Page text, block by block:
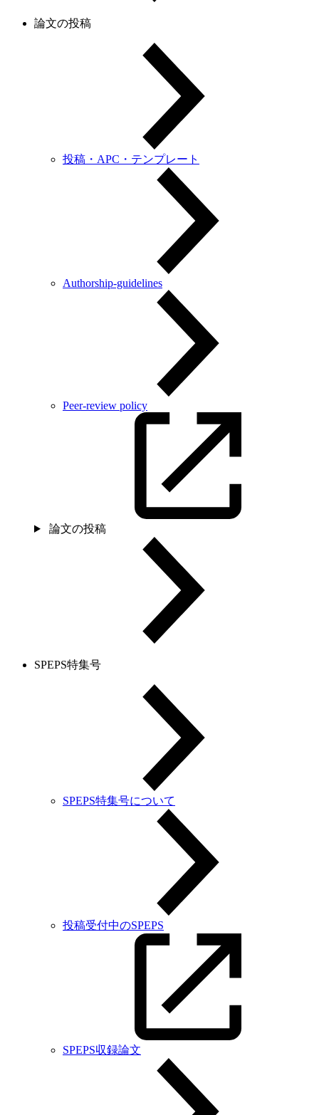
論文の投稿
投稿・APC・テンプレート
Authorship-guidelines
Peer-review policy
論文の投稿
SPEPS特集号
SPEPS特集号について
投稿受付中のSPEPS
SPEPS収録論文